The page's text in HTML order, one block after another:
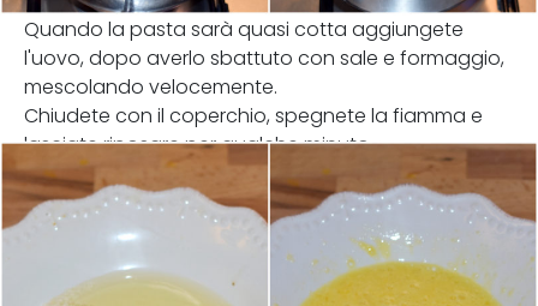
Quando la pasta sarà quasi cotta aggiungete
l'uovo, dopo averlo sbattuto con sale e formaggio,
mescolando velocemente.
Chiudete con il coperchio, spegnete la fiamma e
lasciate riposare per qualche minuto.